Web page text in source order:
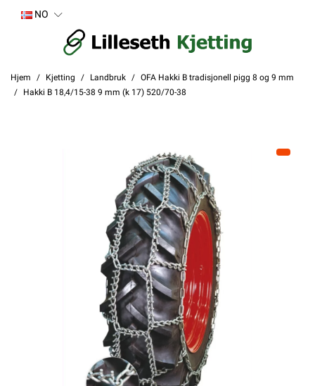
NO
Hjem Kjetting Landbruk
OFA Hakki B tradisjonell pigg 8 og 9 mm
Hakki B 18,4/15-38 9 mm (k 17) 520/70-38